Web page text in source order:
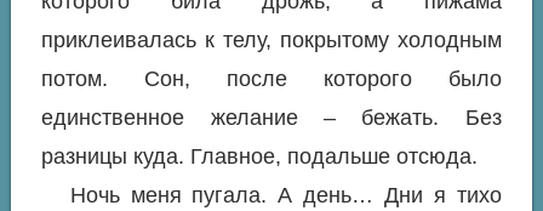
приклеивалась к телу, покрытому холодным
потом. Сон, после которого было
единственное желание – бежать. Без
разницы куда. Главное, подальше отсюда.
Ночь меня пугала. А день… Дни я тихо